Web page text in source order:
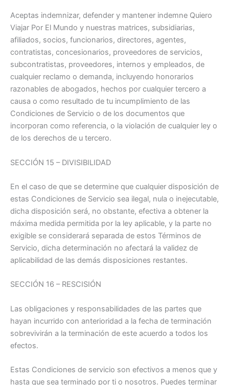
Aceptas indemnizar, defender y mantener indemne Quiero
Viajar Por El Mundo y nuestras matrices, subsidiarias,
afiliados, socios, funcionarios, directores, agentes,
contratistas, concesionarios, proveedores de servicios,
subcontratistas, proveedores, internos y empleados, de
cualquier reclamo o demanda, incluyendo honorarios
razonables de abogados, hechos por cualquier tercero a
causa o como resultado de tu incumplimiento de las
Condiciones de Servicio o de los documentos que
incorporan como referencia, o la violación de cualquier ley o
de los derechos de u tercero.
SECCIÓN 15 – DIVISIBILIDAD
En el caso de que se determine que cualquier disposición de
estas Condiciones de Servicio sea ilegal, nula o inejecutable,
dicha disposición será, no obstante, efectiva a obtener la
máxima medida permitida por la ley aplicable, y la parte no
exigible se considerará separada de estos Términos de
Servicio, dicha determinación no afectará la validez de
aplicabilidad de las demás disposiciones restantes.
SECCIÓN 16 – RESCISIÓN
Las obligaciones y responsabilidades de las partes que
hayan incurrido con anterioridad a la fecha de terminación
sobrevivirán a la terminación de este acuerdo a todos los
efectos.
Estas Condiciones de servicio son efectivos a menos que y
hasta que sea terminado por ti o nosotros. Puedes terminar